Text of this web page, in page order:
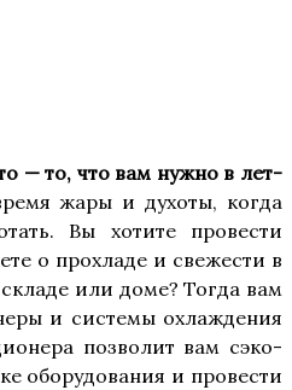
— то, что вам нуж­но в лет­
жары и духо­ты, когда
Вы хоти­те про­ве­сти
о про­хла­де и све­же­сти в
или доме? Тогда вам
и систе­мы охла­жде­ния
поз­во­лит вам сэко­
обо­ру­до­ва­ния и про­ве­сти